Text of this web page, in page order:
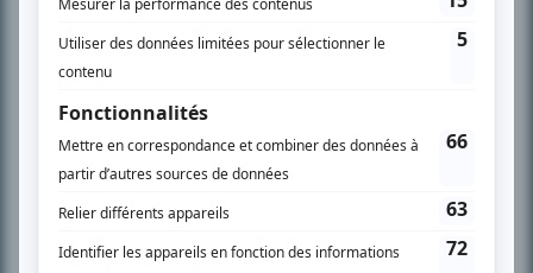
PLAN DU SITE
Accueil
Liste des oeuvres
Liste des comédiens
Recherche avancée
À propos